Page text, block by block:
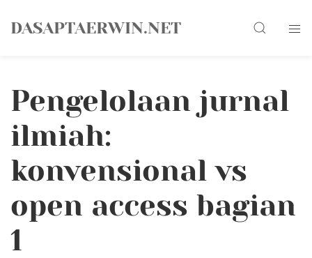
DASAPTAERWIN.NET Search
Pengelolaan jurnal
ilmiah:
konvensional vs
open access bagian
1